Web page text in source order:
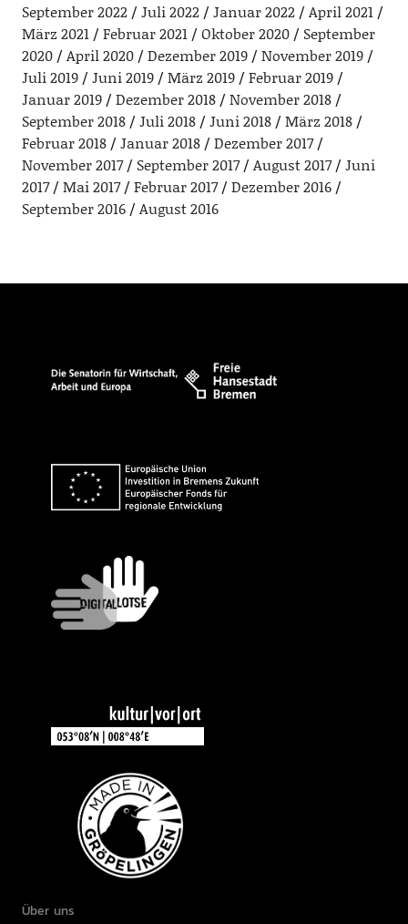
September 2022 Juli 2022 Januar 2022
April 2021
März 2021
Februar 2021 Oktober 2020
September
2020
April 2020 Dezember 2019
November 2019
Juli 2019
Juni 2019 März 2019
Februar 2019
Januar 2019
Dezember 2018
November 2018
September 2018
Juli 2018 Juni 2018
März 2018
Februar 2018
Januar 2018
Dezember 2017
November 2017
September 2017 August 2017
Juni
2017
Mai 2017 Februar 2017
Dezember 2016
September 2016
August 2016
Über uns